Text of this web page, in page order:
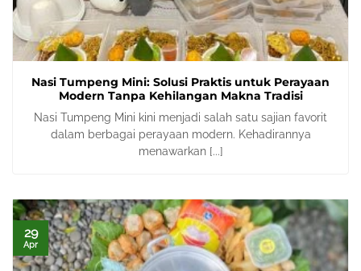
Nasi Tumpeng Mini: Solusi Praktis untuk Perayaan
Modern Tanpa Kehilangan Makna Tradisi
Nasi Tumpeng Mini kini menjadi salah satu sajian favorit
dalam berbagai perayaan modern. Kehadirannya
menawarkan [...]
29
Apr